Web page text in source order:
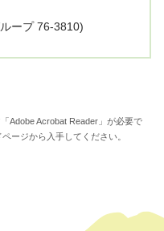
ープ 76-3810)
Adobe Acrobat Reader」が必要で
ージから入手してください。